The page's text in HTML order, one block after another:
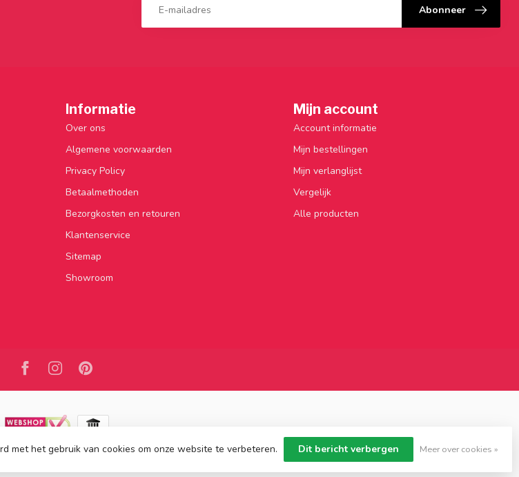
Abonneer
Informatie
Over ons
Algemene voorwaarden
Privacy Policy
Betaalmethoden
Bezorgkosten en retouren
Klantenservice
Sitemap
Showroom
Mijn account
Account informatie
Mijn bestellingen
Mijn verlanglijst
Vergelijk
Alle producten
- Powered byLightspeed-Lightspeed designbyDyvelopment
met het gebruik van cookies om onze website te verbeteren. Dit bericht verbergen Meer over cookies »